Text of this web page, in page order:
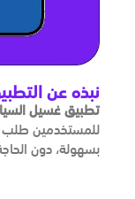
نبذه عن
تطبيق غسيل
للمستخدمين
بسهولة، دون